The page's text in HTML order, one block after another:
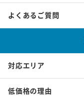
よくあるご質問
対応エリア
低価格の理由